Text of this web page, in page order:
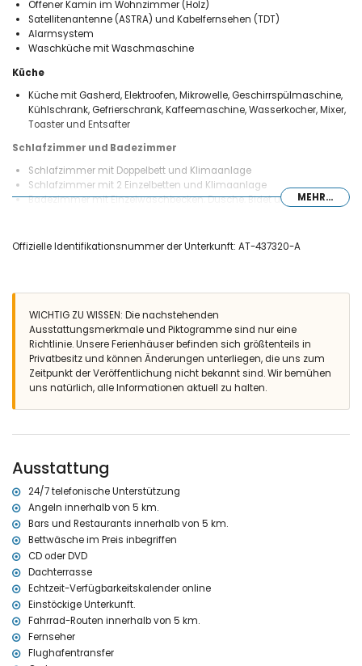
Offener Kamin im Wohnzimmer (Holz)
Satellitenantenne (ASTRA) und Kabelfernsehen (TDT)
Alarmsystem
Waschküche mit Waschmaschine
Küche
Küche mit Gasherd, Elektroofen, Mikrowelle, Geschirrspülmaschine,
Kühlschrank, Gefrierschrank, Kaffeemaschine, Wasserkocher, Mixer,
Toaster und Entsafter
Schlafzimmer und Badezimmer
Schlafzimmer mit Doppelbett und Klimaanlage
Schlafzimmer mit 2 Einzelbetten und Klimaanlage
Badezimmer mit Einzelwaschbecken, Dusche, Bidet und Toilette
schöner Garten mit Kies, Bäumen und Gartenmöbel mit
2 Terrassen, wovon 1 überdacht
Barbecue
Aussendusche
Freisitz und Essplatz im Freien
eingezäunter und überdachter privater Parkplatz für 1 PKW und 3
private Parkplätze
Dachterrasse
nächste(s) Ufer oder Küste Mediterraneo, Javea (innerhalb von 2
Kilometern der Villa)
nächster Strand El Arenal, Javea (innerhalb von 2 Kilometern der
Villa)
nächster Hafen Puerto aduanas del mar, Javea (innerhalb von 5
Kilometern der Villa)
nächster Park Montgo, Javea (innerhalb von 2 Kilometern der Villa)
nächster Flughafen Alicante (innerhalb von 100 Kilometern der
Villa)
zweitnächster Flughafen Valencia ( > 100 Kilometern der Villa)
Haustiere erlaubt
Die Unterkunft ist sehr geeignet für Familien mit Kindern
Anlagen und Dienstleistungen enthalten im Mietpreis der Villa
MEHR...
Offizielle Identifikationsnummer der Unterkunft: AT-437320-A
WICHTIG ZU WISSEN: Die nachstehenden
Ausstattungsmerkmale und Piktogramme sind nur eine
Richtlinie. Unsere Ferienhäuser befinden sich größtenteils in
Privatbesitz und können Änderungen unterliegen, die uns zum
Zeitpunkt der Veröffentlichung nicht bekannt sind. Wir bemühen
uns natürlich, alle Informationen aktuell zu halten.
Ausstattung
24/7 telefonische Unterstützung
Angeln innerhalb von 5 km.
Bars und Restaurants innerhalb von 5 km.
Bettwäsche im Preis inbegriffen
CD oder DVD
Dachterrasse
Echtzeit-Verfügbarkeitskalender online
Einstöckige Unterkunft.
Fahrrad-Routen innerhalb von 5 km.
Fernseher
Flughafentransfer